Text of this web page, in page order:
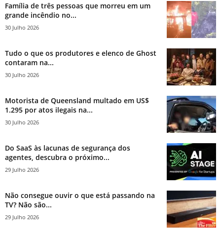
Família de três pessoas que morreu em um
grande incêndio no...
30 Julho 2026
Tudo o que os produtores e elenco de Ghost
contaram na...
30 Julho 2026
Motorista de Queensland multado em US$
1.295 por atos ilegais na...
30 Julho 2026
Do SaaS às lacunas de segurança dos
agentes, descubra o próximo...
29 Julho 2026
Não consegue ouvir o que está passando na
TV? Não são...
29 Julho 2026